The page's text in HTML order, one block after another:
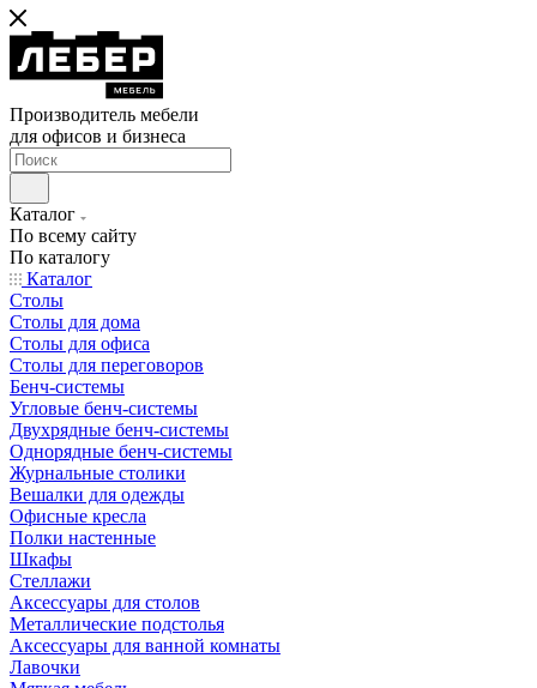
Производитель мебели
для офисов и бизнеса
Каталог
По всему сайту
По каталогу
Каталог
Столы
Столы для дома
Столы для офиса
Столы для переговоров
Бенч-системы
Угловые бенч-системы
Двухрядные бенч-системы
Однорядные бенч-системы
Журнальные столики
Вешалки для одежды
Офисные кресла
Полки настенные
Шкафы
Стеллажи
Аксессуары для столов
Металлические подстолья
Аксессуары для ванной комнаты
Лавочки